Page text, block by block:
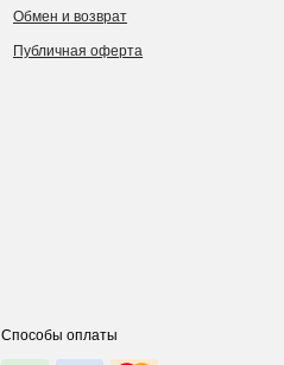
Способы оплаты
Обмен и возврат
Публичная оферта